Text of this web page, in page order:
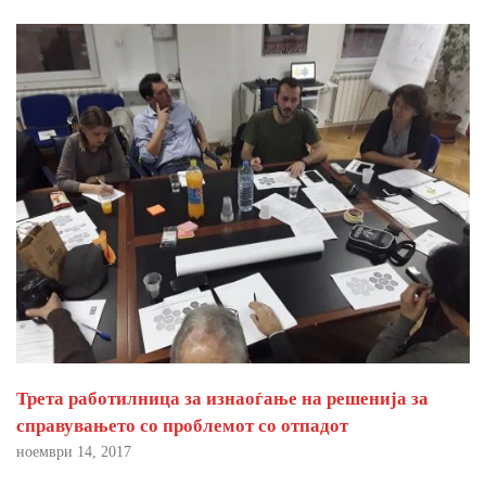
Трета работилница за изнаоѓање на решенија за
справувањето со проблемот со отпадот
ноември 14, 2017